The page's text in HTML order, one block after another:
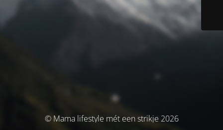
© Mama lifestyle mét een strikje 2026